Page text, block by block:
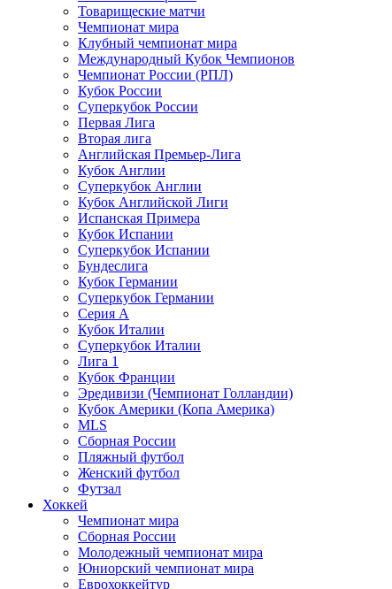
Товарищеские матчи
Чемпионат мира
Клубный чемпионат мира
Международный Кубок Чемпионов
Чемпионат России (РПЛ)
Кубок России
Суперкубок России
Первая Лига
Вторая лига
Английская Премьер-Лига
Кубок Англии
Суперкубок Англии
Кубок Английской Лиги
Испанская Примера
Кубок Испании
Суперкубок Испании
Бундеслига
Кубок Германии
Суперкубок Германии
Серия А
Кубок Италии
Суперкубок Италии
Лига 1
Кубок Франции
Эредивизи (Чемпионат Голландии)
Кубок Америки (Копа Америка)
MLS
Сборная России
Пляжный футбол
Женский футбол
Футзал
Хоккей
Чемпионат мира
Сборная России
Молодежный чемпионат мира
Юниорский чемпионат мира
Еврохоккейтур